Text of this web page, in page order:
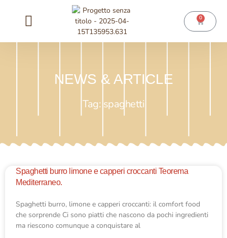
0
NEWS & ARTICLE
Tag: spaghetti
Spaghetti burro limone e capperi croccanti Teorema
Mediterraneo.
Spaghetti burro, limone e capperi croccanti: il comfort food
che sorprende Ci sono piatti che nascono da pochi ingredienti
ma riescono comunque a conquistare al